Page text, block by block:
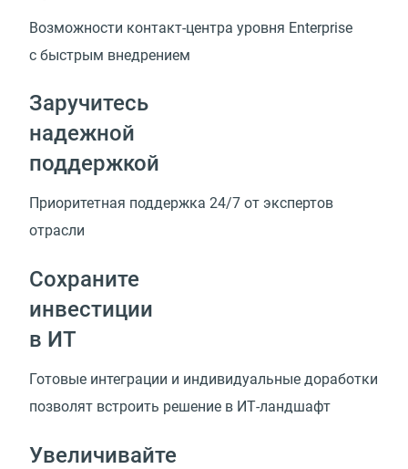
Возможности контакт-центра уровня Enterprise
с быстрым внедрением
Заручитесь
надежной
поддержкой
Приоритетная поддержка 24/7 от экспертов
отрасли
Сохраните
инвестиции
в ИТ
Готовые интеграции и индивидуальные доработки
позволят встроить решение в ИТ-ландшафт
Увеличивайте